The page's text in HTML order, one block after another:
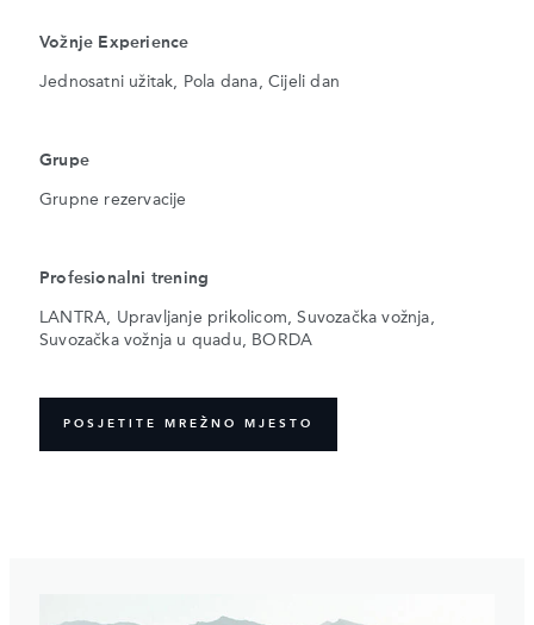
Vožnje Experience
Jednosatni užitak, Pola dana, Cijeli dan
Grupe
Grupne rezervacije
Profesionalni trening
LANTRA, Upravljanje prikolicom, Suvozačka vožnja,
Suvozačka vožnja u quadu, BORDA
POSJETITE MREŽNO MJESTO